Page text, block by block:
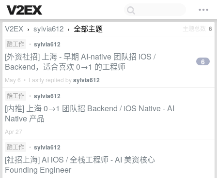
V2EX › sylvia612 › 全部主题 主题总数 6
酷工作 • sylvia612
[外资社招] 上海 - 早期 AI-native 团队招 iOS /
Backend，适合喜欢 0→1 的工程师
May 6 • Lastly replied bysylvia612
6
酷工作 • sylvia612
[内推] 上海 0→1 团队招 Backend / iOS Native - AI
Native 产品
Apr 27
酷工作
• sylvia612
[社招上海] AI iOS / 全栈工程师 - AI 美资核心
Founding Engineer